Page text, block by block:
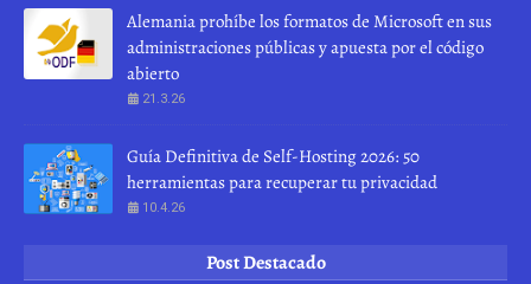
Alemania prohíbe los formatos de Microsoft en sus
administraciones públicas y apuesta por el código
abierto
21.3.26
Guía Definitiva de Self-Hosting 2026: 50
herramientas para recuperar tu privacidad
10.4.26
Post Destacado